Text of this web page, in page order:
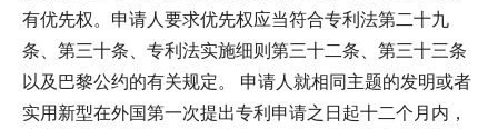
有优先权。申请人要求优先权应当符合专利法第二十九
条、第三十条、专利法实施细则第三十二条、第三十三条
以及巴黎公约的有关规定。 申请人就相同主题的发明或者
实用新型在外国第一次提出专利申请之日起十二个月内，